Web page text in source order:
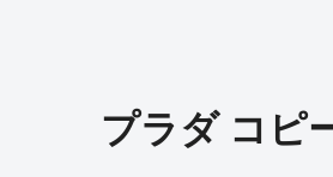
プラダ コピ